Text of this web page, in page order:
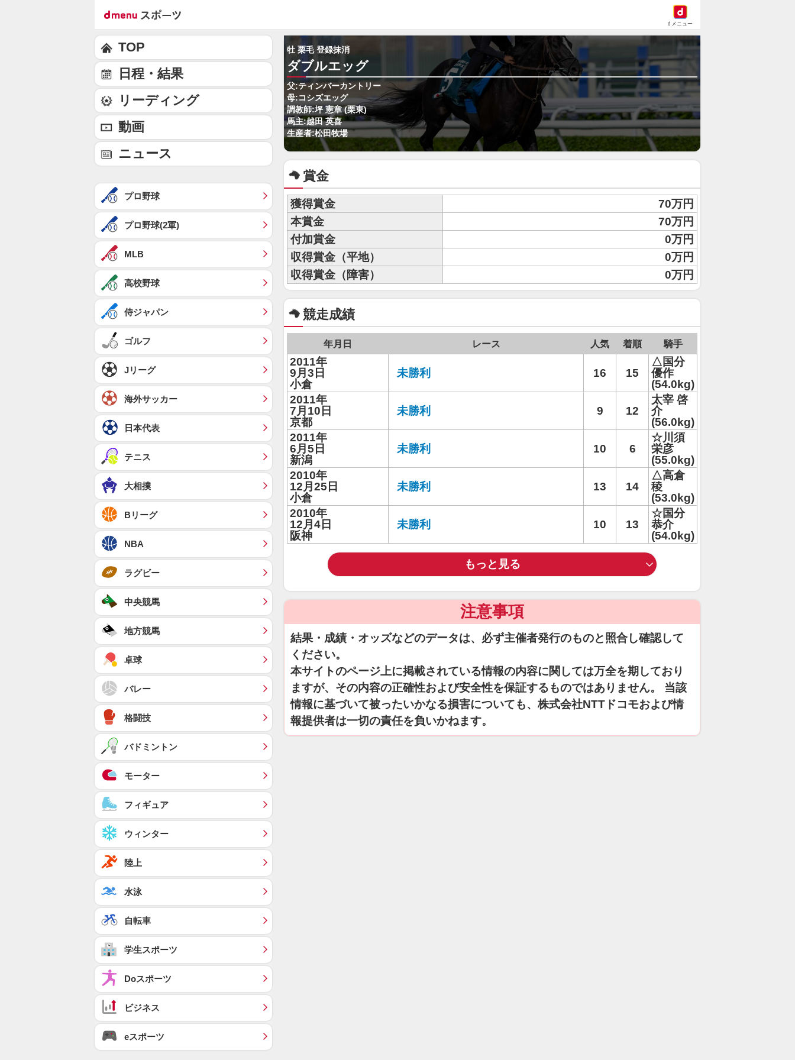
dメニュー
牡 栗毛 登録抹消
ダブルエッグ
父:ティンバーカントリー
母:コシズエッグ
調教師:坪 憲章 (栗東)
馬主:越田 英喜
生産者:松田牧場
賞金
獲得賞金
70万円
本賞金
70万円
付加賞金
0万円
収得賞金（平地）
0万円
収得賞金（障害）
0万円
競走成績
年月日 レース 人気 着順 騎手
2011年
9月3日
小倉
未勝利 16 15
△国分
優作
(54.0kg)
2011年
7月10日
京都
未勝利 9 12
太宰 啓
介
(56.0kg)
2011年
6月5日
新潟
未勝利 10 6
☆川須
栄彦
(55.0kg)
2010年
12月25日
小倉
未勝利 13 14
△高倉
稜
(53.0kg)
2010年
12月4日
阪神
未勝利 10 13
☆国分
恭介
(54.0kg)
もっと見る
注意事項
結果・成績・オッズなどのデータは、必ず主催者発行のものと照合し確認して
ください。
本サイトのページ上に掲載されている情報の内容に関しては万全を期しており
ますが、その内容の正確性および安全性を保証するものではありません。 当該
情報に基づいて被ったいかなる損害についても、株式会社NTTドコモおよび情
報提供者は一切の責任を負いかねます。
TOP
日程・結果
リーディング
動画
ニュース
プロ野球
プロ野球(2軍)
MLB
高校野球
侍ジャパン
ゴルフ
Jリーグ
海外サッカー
日本代表
テニス
大相撲
Bリーグ
NBA
ラグビー
中央競馬
地方競馬
卓球
バレー
格闘技
バドミントン
モーター
フィギュア
ウィンター
陸上
水泳
自転車
学生スポーツ
Doスポーツ
ビジネス
eスポーツ